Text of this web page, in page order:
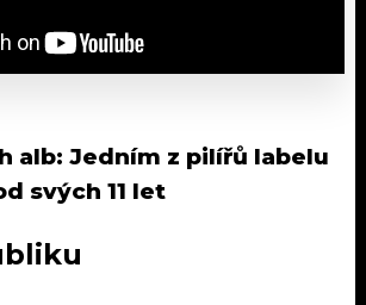
alb: Jedním z pilířů labelu
svých 11 let